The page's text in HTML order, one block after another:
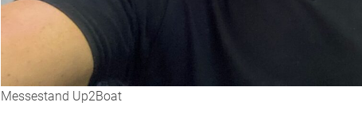
Messestand Up2Boat